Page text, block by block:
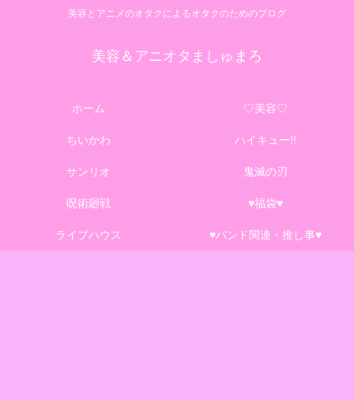
美容とアニメのオタクによるオタクのためのブログ
美容＆アニオタましゅまろ
ホーム ♡美容♡
ちいかわ ハイキュー!!
サンリオ 鬼滅の刃
呪術廻戦 ♥福袋♥
ライブハウス ♥バンド関連・推し事♥